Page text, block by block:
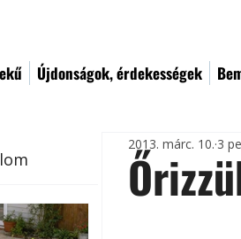
Újdonságok, érdekességek
2013. márc. 10. 3